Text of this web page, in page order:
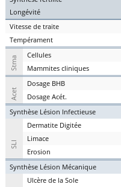
Longévité
Vitesse de traite
Tempérament
Stma Cellules
Mammites cliniques
Acet
Dosage BHB
Dosage Acét.
Synthèse Lésion Infectieuse
SLI
Dermatite Digitée
Limace
Erosion
Synthèse Lésion Mécanique
Ulcère de la Sole